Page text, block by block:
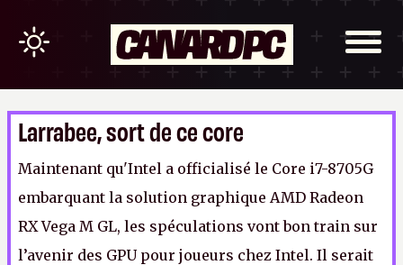
Larrabee, sort de ce core
Maintenant qu'Intel a officialisé le Core i7-8705G
embarquant la solution graphique AMD Radeon
RX Vega M GL, les spéculations vont bon train sur
l’avenir des GPU pour joueurs chez Intel. Il serait